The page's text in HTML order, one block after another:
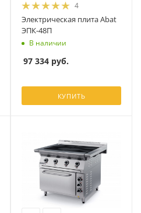
4
Электрическая плита Abat
ЭПК-48П
В наличии
97 334 руб.
КУПИТЬ